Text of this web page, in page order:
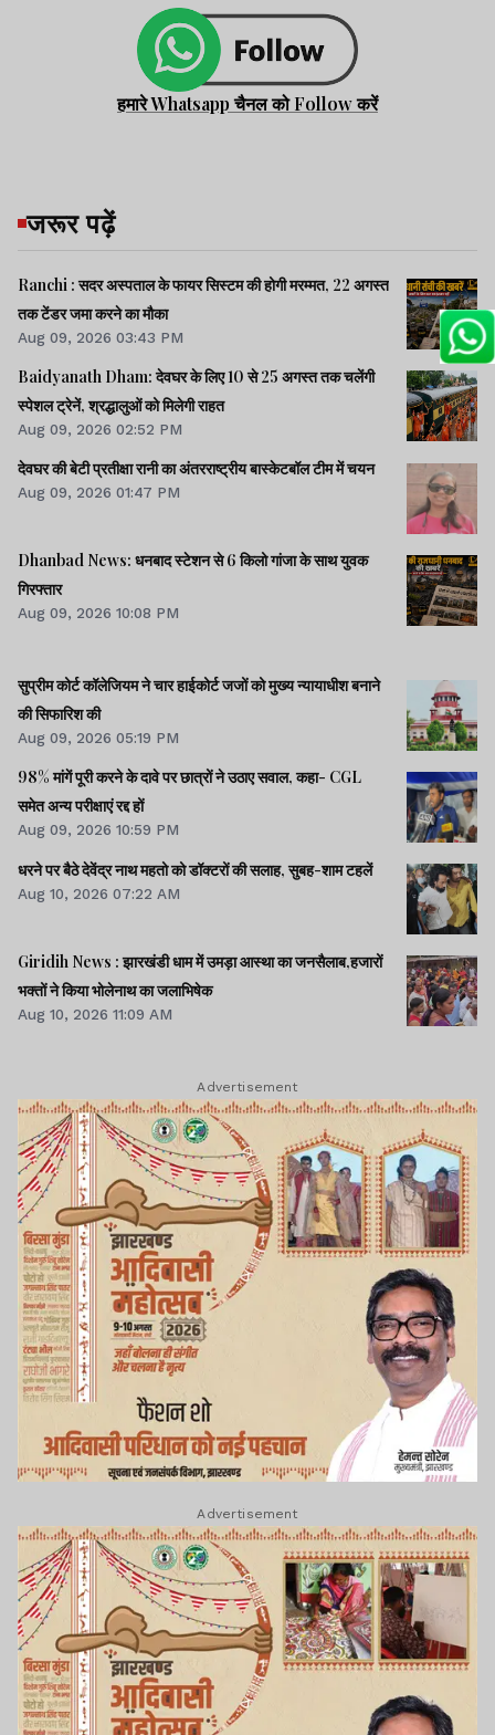
हमारे Whatsapp चैनल को Follow करें
जरूर पढ़ें
Ranchi : सदर अस्पताल के फायर सिस्टम की होगी मरम्मत, 22 अगस्त
तक टेंडर जमा करने का मौका
Aug 09, 2026 03:43 PM
Baidyanath Dham: देवघर के लिए 10 से 25 अगस्त तक चलेंगी
स्पेशल ट्रेनें, श्रद्धालुओं को मिलेगी राहत
Aug 09, 2026 02:52 PM
देवघर की बेटी प्रतीक्षा रानी का अंतरराष्ट्रीय बास्केटबॉल टीम में चयन
Aug 09, 2026 01:47 PM
Dhanbad News: धनबाद स्टेशन से 6 किलो गांजा के साथ युवक
गिरफ्तार
Aug 09, 2026 10:08 PM
सुप्रीम कोर्ट कॉलेजियम ने चार हाईकोर्ट जजों को मुख्य न्यायाधीश बनाने
की सिफारिश की
Aug 09, 2026 05:19 PM
98% मांगें पूरी करने के दावे पर छात्रों ने उठाए सवाल, कहा- CGL
समेत अन्य परीक्षाएं रद्द हों
Aug 09, 2026 10:59 PM
धरने पर बैठे देवेंद्र नाथ महतो को डॉक्टरों की सलाह, सुबह-शाम टहलें
Aug 10, 2026 07:22 AM
Giridih News : झारखंडी धाम में उमड़ा आस्था का जनसैलाब,हजारों
भक्तों ने किया भोलेनाथ का जलाभिषेक
Aug 10, 2026 11:09 AM
Advertisement
Advertisement